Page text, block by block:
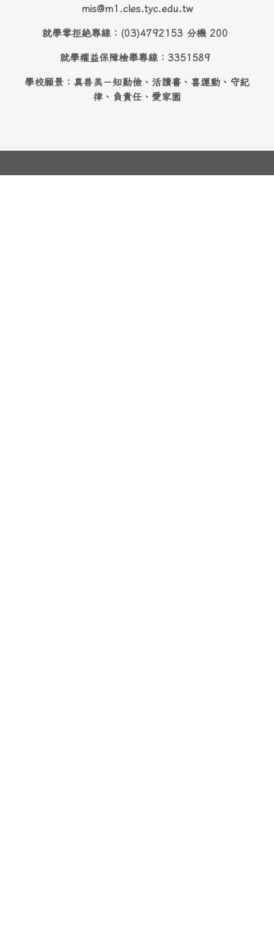
mis@m1.cles.tyc.edu.tw
就學零拒絶專線：(03)4792153 分機 200
就學權益保障檢舉專線：3351589
學校願景：真善美－知勤儉、活讀書、喜運動、守紀
律、負責任、愛家園